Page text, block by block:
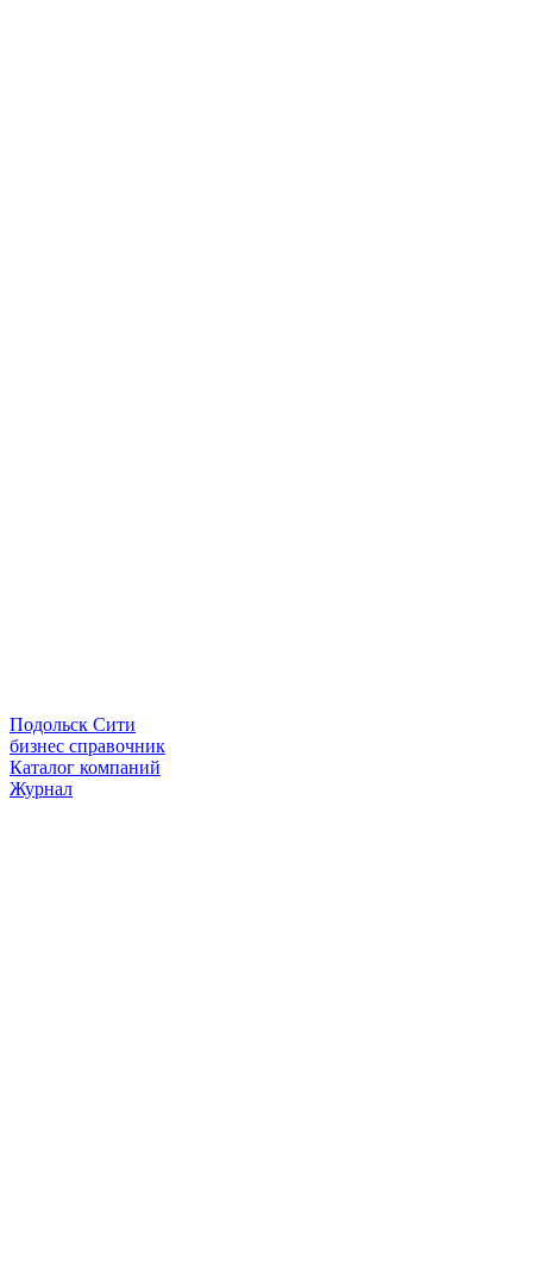
Подольск Сити
бизнес справочник
Каталог компаний
Журнал